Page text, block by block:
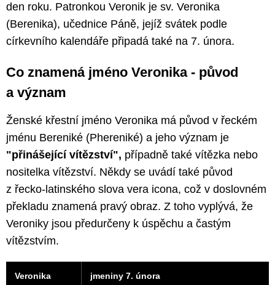
den roku. Patronkou Veronik je sv. Veronika
(Berenika), učednice Páně, jejíž svátek podle
církevního kalendáře připadá také na 7. února.
Co znamená jméno Veronika - původ
a význam
Ženské křestní jméno Veronika má původ v řeckém
jménu Bereniké (Phereniké) a jeho význam je
"přinášející vítězství", případně také vítězka nebo
nositelka vítězství. Někdy se uvádí také původ
z řecko-latinského slova vera icona, což v doslovném
překladu znamená pravý obraz. Z toho vyplývá, že
Veroniky jsou předurčeny k úspěchu a častým
vítězstvím.
Veronika jmeniny 7. února